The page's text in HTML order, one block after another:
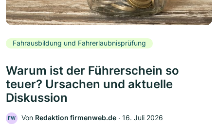
Fahrausbildung und Fahrerlaubnisprüfung
Warum ist der Führerschein so
teuer? Ursachen und aktuelle
Diskussion
FW Von Redaktion firmenweb.de ‧ 16. Juli 2026